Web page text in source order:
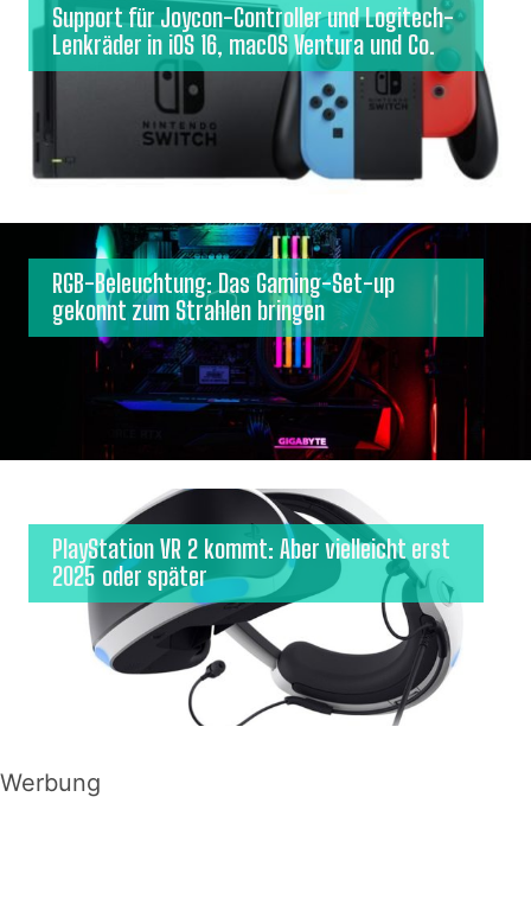
Support für Joycon-Controller und Logitech-
Lenkräder in iOS 16, macOS Ventura und Co.
RGB-Beleuchtung: Das Gaming-Set-up
gekonnt zum Strahlen bringen
PlayStation VR 2 kommt: Aber vielleicht erst
2025 oder später
Werbung